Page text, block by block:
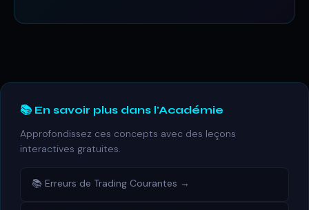
📚 En savoir plus dans l'Académie
Approfondissez ces concepts avec des leçons
interactives gratuites.
📚 Erreurs de Trading Courantes →